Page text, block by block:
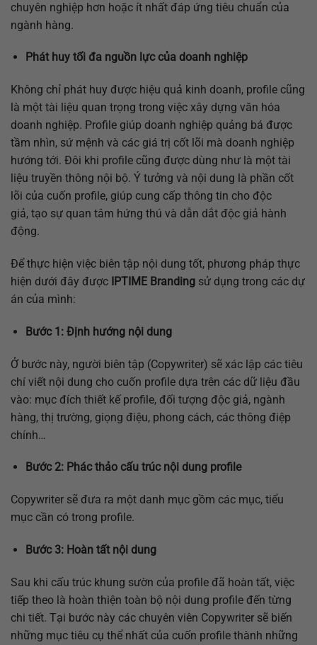
chuyên nghiệp hơn hoặc ít nhất đáp ứng tiêu chuẩn của
ngành hàng.
Phát huy tối đa nguồn lực của doanh nghiệp
Không chỉ phát huy được hiệu quả kinh doanh, profile cũng
là một tài liệu quan trọng trong việc xây dựng văn hóa
doanh nghiệp. Profile giúp doanh nghiệp quảng bá được
tầm nhìn, sứ mệnh và các giá trị cốt lõi mà doanh nghiệp
hướng tới. Đôi khi profile cũng được dùng như là một tài
liệu truyền thông nội bộ. Ý tưởng và nội dung là phần cốt
lõi của cuốn profile, giúp cung cấp thông tin cho độc
giả, tạo sự quan tâm hứng thú và dẫn dắt độc giả hành
động.
Để thực hiện việc biên tập nội dung tốt, phương pháp thực
hiện dưới đây được IPTIME Branding sử dụng trong các dự
án của mình:
Bước 1: Định hướng nội dung
Ở bước này, người biên tập (Copywriter) sẽ xác lập các tiêu
chí viết nội dung cho cuốn profile dựa trên các dữ liệu đầu
vào: mục đích thiết kế profile, đối tượng độc giả, ngành
hàng, thị trường, giọng điệu, phong cách, các thông điệp
chính…
Bước 2: Phác thảo cấu trúc nội dung profile
Copywriter sẽ đưa ra một danh mục gồm các mục, tiểu
mục cần có trong profile.
Bước 3: Hoàn tất nội dung
Sau khi cấu trúc khung sườn của profile đã hoàn tất, việc
tiếp theo là hoàn thiện toàn bộ nội dung profile đến từng
chi tiết. Tại bước này các chuyên viên Copywriter sẽ biến
những mục tiêu cụ thể nhất của cuốn profile thành những